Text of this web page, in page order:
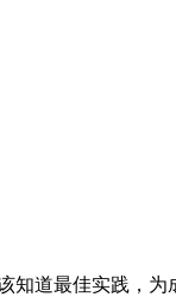
能说：“一个可
道最佳实践，为